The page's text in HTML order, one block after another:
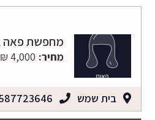
מחפשת פאה
מחיר: 4,000 ₪
בית שמש